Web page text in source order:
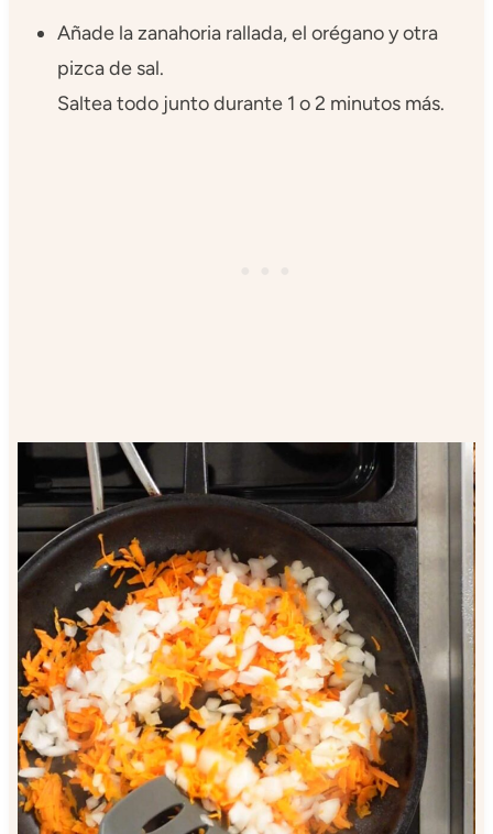
Añade la zanahoria rallada, el orégano y otra
pizca de sal.
Saltea todo junto durante 1 o 2 minutos más.